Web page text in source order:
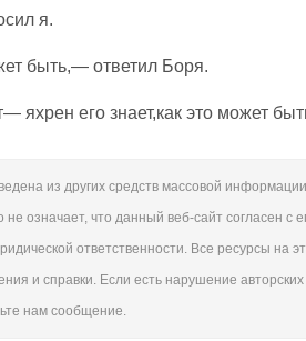
я.
быть,— ответил Боря.
яхрен его знает,как это может
из других средств массовой
означает, что данный веб-сайт согласен с
ответственности. Все ресурсы на
и справки. Если есть нарушение
нам сообщение.